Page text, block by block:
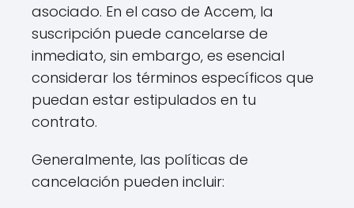
asociado. En el caso de Accem, la
suscripción puede cancelarse de
inmediato, sin embargo, es esencial
considerar los términos específicos que
puedan estar estipulados en tu
contrato.
Generalmente, las políticas de
cancelación pueden incluir: